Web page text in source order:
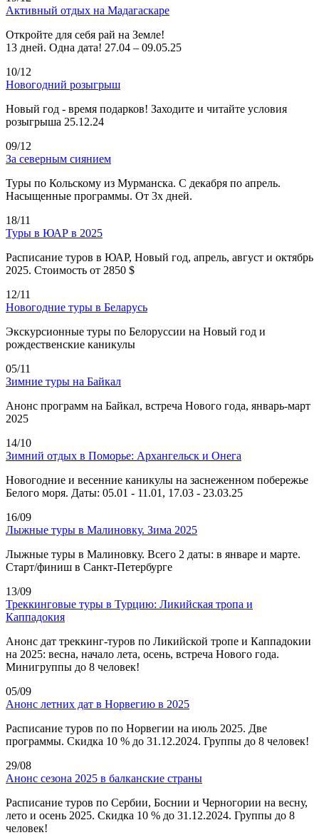
Активный отдых на Мадагаскаре
Откройте для себя рай на Земле!
13 дней. Одна дата! 27.04 – 09.05.25
10/12
Новогодний розыгрыш
Новый год - время подарков! Заходите и читайте условия
розыгрыша 25.12.24
09/12
За северным сиянием
Туры по Кольскому из Мурманска. С декабря по апрель.
Насыщенные программы. От 3х дней.
18/11
Туры в ЮАР в 2025
Расписание туров в ЮАР, Новый год, апрель, август и октябрь
2025. Стоимость от 2850 $
12/11
Новогодние туры в Беларусь
Экскурсионные туры по Белоруссии на Новый год и
рождественские каникулы
05/11
Зимние туры на Байкал
Анонс программ на Байкал, встреча Нового года, январь-март
2025
14/10
Зимний отдых в Поморье: Архангельск и Онега
Новогодние и весенние каникулы на заснеженном побережье
Белого моря. Даты: 05.01 - 11.01, 17.03 - 23.03.25
16/09
Лыжные туры в Малиновку. Зима 2025
Лыжные туры в Малиновку. Всего 2 даты: в январе и марте.
Старт/финиш в Санкт-Петербурге
13/09
Треккинговые туры в Турцию: Ликийская тропа и
Каппадокия
Анонс дат треккинг-туров по Ликийской тропе и Каппадокии
на 2025: весна, начало лета, осень, встреча Нового года.
Минигруппы до 8 человек!
05/09
Анонс летних дат в Норвегию в 2025
Расписание туров по по Норвегии на июль 2025. Две
программы. Скидка 10 % до 31.12.2024. Группы до 8 человек!
29/08
Анонс сезона 2025 в балканские страны
Расписание туров по Сербии, Боснии и Черногории на весну,
лето и осень 2025. Скидка 10 % до 31.12.2024. Группы до 8
человек!